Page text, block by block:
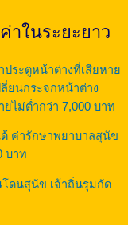
าในระยะยาว
ประตูหน้าต่างที่เสียหาย
ยนกระจกหน้าต่าง
ไม่ต่ำกว่า 7,000 บาท
ค่ารักษาพยาบาลสุนัข
บาท
ดนสุนัข เจ้าถิ่นรุมกัด